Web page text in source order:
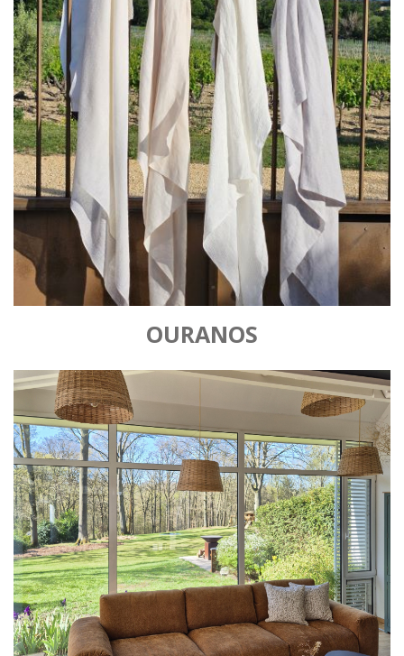
OURANOS